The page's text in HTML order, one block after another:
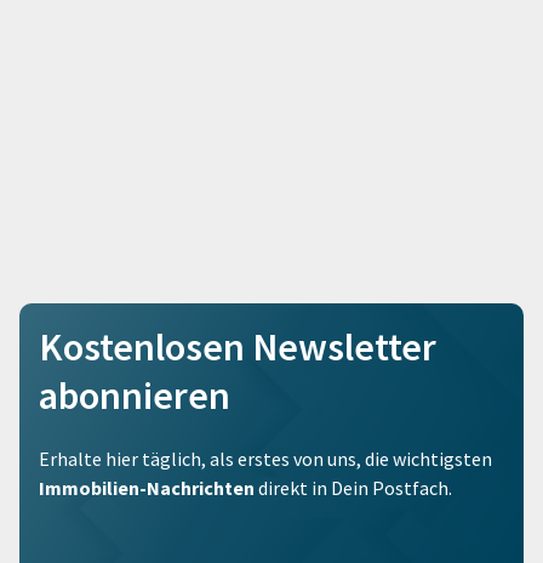
Kostenlosen Newsletter
abonnieren
Erhalte hier täglich, als erstes von uns, die wichtigsten
Immobilien-Nachrichten direkt in Dein Postfach.